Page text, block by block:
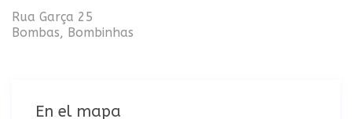
Rua Garça 25
Bombas, Bombinhas
En el mapa